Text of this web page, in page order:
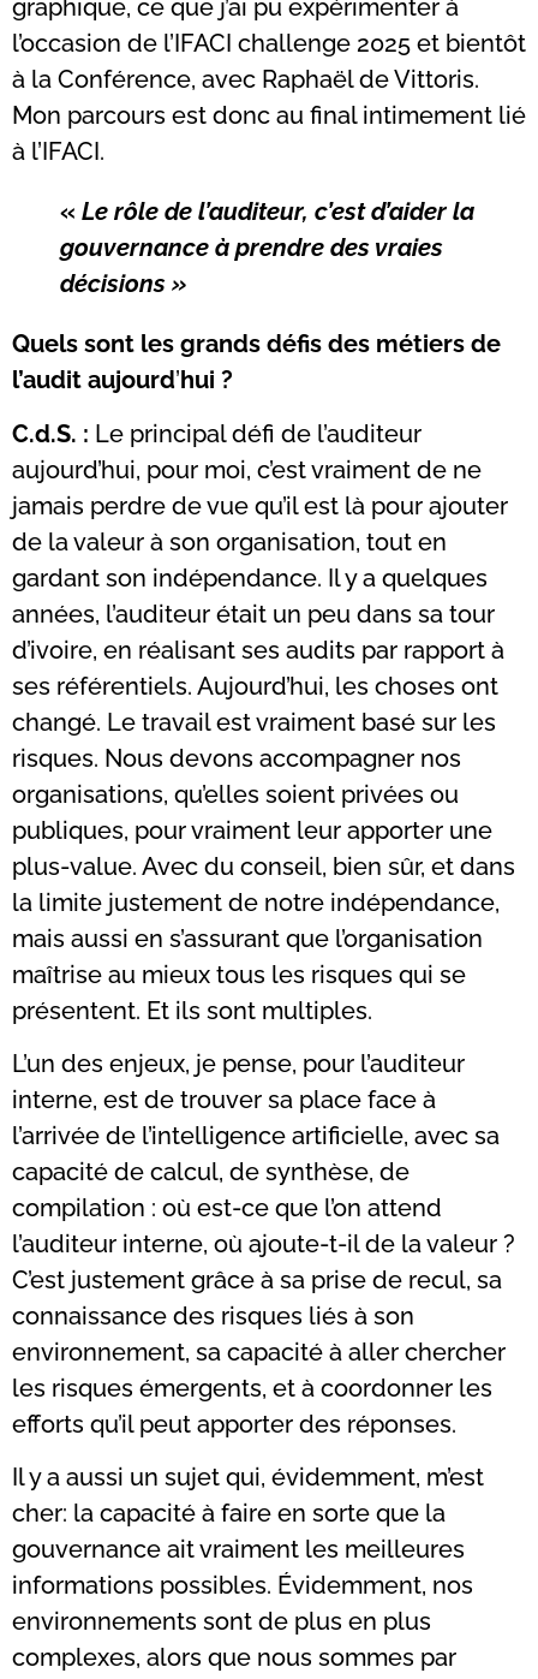
graphique, ce que j’ai pu expérimenter à
l’occasion de l’IFACI challenge 2025 et bientôt
à la Conférence, avec Raphaël de Vittoris.
Mon parcours est donc au final intimement lié
à l’IFACI.
« Le rôle de l’auditeur, c’est d’aider la
gouvernance à prendre des vraies
décisions »
Quels sont les grands défis des métiers de
l’audit aujourd’hui ?
C.d.S. : Le principal défi de l’auditeur
aujourd’hui, pour moi, c’est vraiment de ne
jamais perdre de vue qu’il est là pour ajouter
de la valeur à son organisation, tout en
gardant son indépendance. Il y a quelques
années, l’auditeur était un peu dans sa tour
d’ivoire, en réalisant ses audits par rapport à
ses référentiels. Aujourd’hui, les choses ont
changé. Le travail est vraiment basé sur les
risques. Nous devons accompagner nos
organisations, qu’elles soient privées ou
publiques, pour vraiment leur apporter une
plus-value. Avec du conseil, bien sûr, et dans
la limite justement de notre indépendance,
mais aussi en s’assurant que l’organisation
maîtrise au mieux tous les risques qui se
présentent. Et ils sont multiples.
L’un des enjeux, je pense, pour l’auditeur
interne, est de trouver sa place face à
l’arrivée de l’intelligence artificielle, avec sa
capacité de calcul, de synthèse, de
compilation : où est-ce que l’on attend
l’auditeur interne, où ajoute-t-il de la valeur ?
C’est justement grâce à sa prise de recul, sa
connaissance des risques liés à son
environnement, sa capacité à aller chercher
les risques émergents, et à coordonner les
efforts qu’il peut apporter des réponses.
Il y a aussi un sujet qui, évidemment, m’est
cher: la capacité à faire en sorte que la
gouvernance ait vraiment les meilleures
informations possibles. Évidemment, nos
environnements sont de plus en plus
complexes, alors que nous sommes par